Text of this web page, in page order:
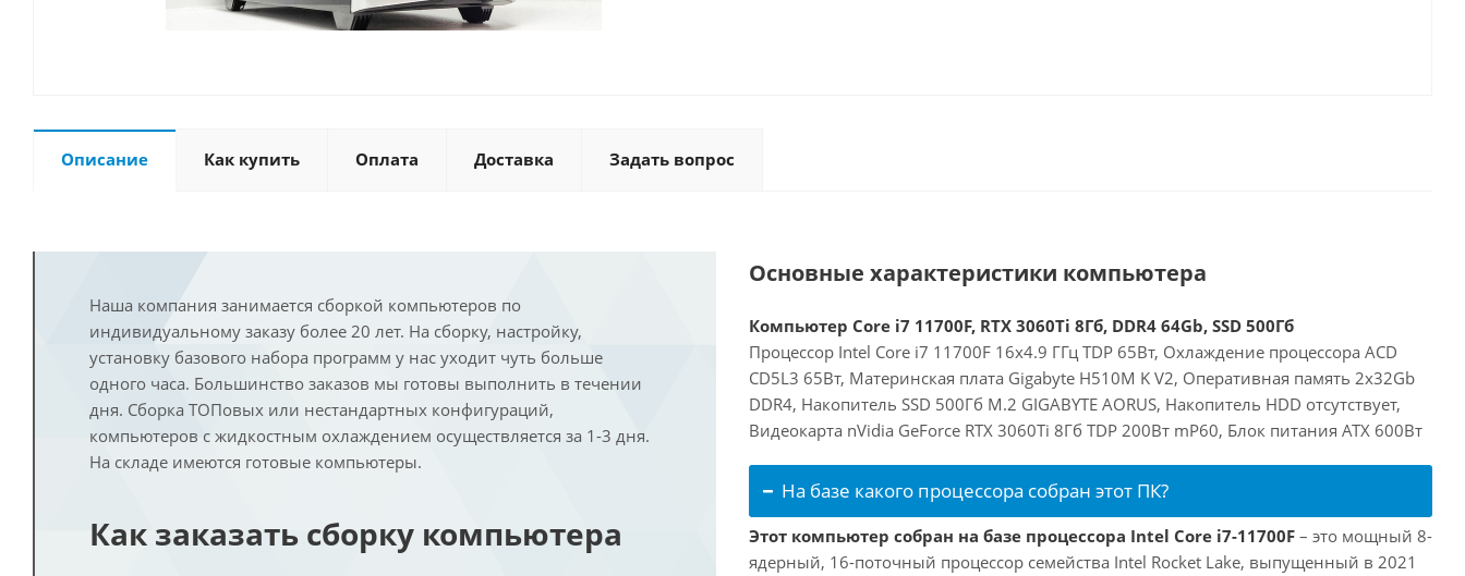
Описание Как купить Оплата Доставка Задать вопрос
Наша компания занимается сборкой компьютеров по
индивидуальному заказу более 20 лет. На сборку, настройку,
установку базового набора программ у нас уходит чуть больше
одного часа. Большинство заказов мы готовы выполнить в течении
дня. Сборка ТОПовых или нестандартных конфигураций,
компьютеров с жидкостным охлаждением осуществляется за 1-3 дня.
На складе имеются готовые компьютеры.
Как заказать сборку компьютера
Основные характеристики компьютера
Компьютер Core i7 11700F, RTX 3060Ti 8Гб, DDR4 64Gb, SSD 500Гб
Процессор Intel Core i7 11700F 16x4.9 ГГц TDP 65Вт, Охлаждение процессора ACD
CD5L3 65Вт, Материнская плата Gigabyte H510M K V2, Оперативная память 2x32Gb
DDR4, Накопитель SSD 500Гб M.2 GIGABYTE AORUS, Накопитель HDD отсутствует,
Видеокарта nVidia GeForce RTX 3060Ti 8Гб TDP 200Вт mP60, Блок питания ATX 600Вт
На базе какого процессора собран этот ПК?
Этот компьютер собран на базе процессора Intel Core i7-11700F – это мощный 8-
ядерный, 16-поточный процессор семейства Intel Rocket Lake, выпущенный в 2021